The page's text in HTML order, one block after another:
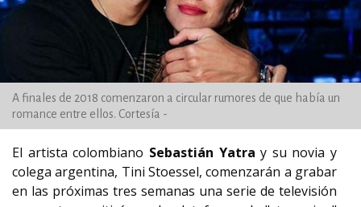
A finales de 2018 comenzaron a circular rumores de que había un
romance entre ellos. Cortesía -
El artista colombiano Sebastián Yatra y su novia y
colega argentina, Tini Stoessel, comenzarán a grabar
en las próximas tres semanas una serie de televisión